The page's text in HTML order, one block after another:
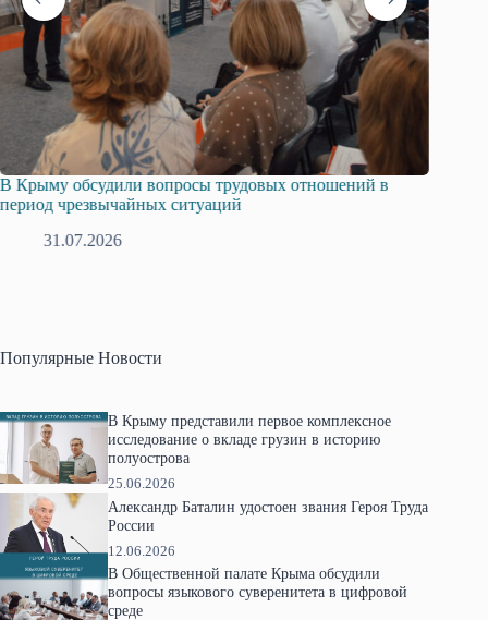
Русская община Крыма и Федерация независимых
профсоюзов Крыма укрепляют сотрудничество
28.07.2026
Популярные Новости
В Крыму представили первое комплексное
исследование о вкладе грузин в историю
полуострова
25.06.2026
Александр Баталин удостоен звания Героя Труда
России
12.06.2026
В Общественной палате Крыма обсудили
вопросы языкового суверенитета в цифровой
среде